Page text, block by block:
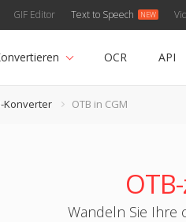
GIF Editor Text to Speech
OCR API
Konverter OTB in CGM
Wandeln Sie Ihre